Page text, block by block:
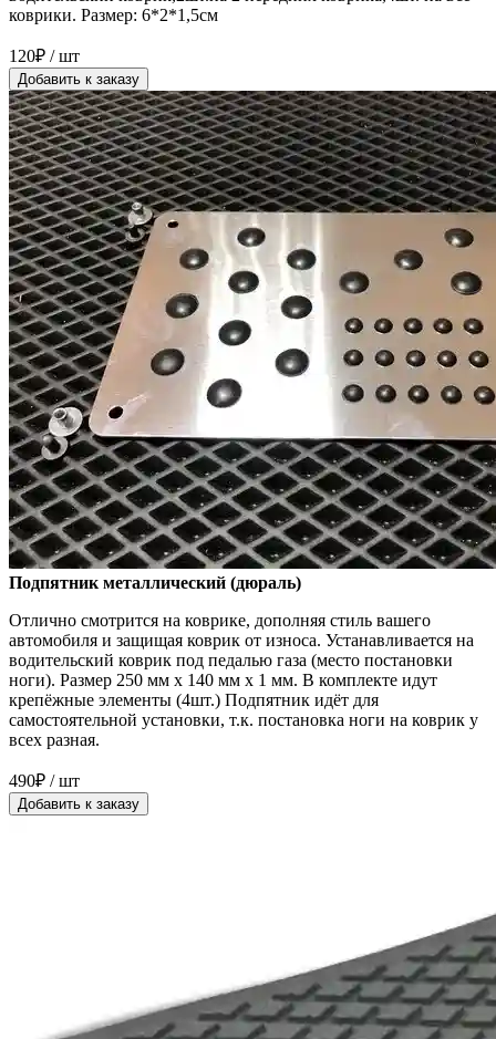
коврики. Размер: 6*2*1,5см
120₽ / шт
Добавить к заказу
Подпятник металлический (дюраль)
Отлично смотрится на коврике, дополняя стиль вашего
автомобиля и защищая коврик от износа. Устанавливается на
водительский коврик под педалью газа (место постановки
ноги). Размер 250 мм x 140 мм x 1 мм. В комплекте идут
крепёжные элементы (4шт.) Подпятник идёт для
самостоятельной установки, т.к. постановка ноги на коврик у
всех разная.
490₽ / шт
Добавить к заказу